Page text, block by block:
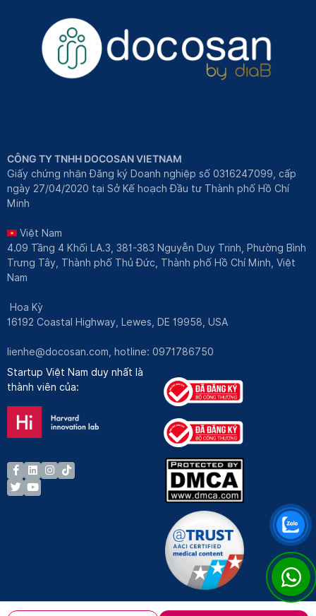
CÔNG TY TNHH DOCOSAN VIETNAM
Giấy chứng nhận Đăng ký Doanh nghiệp số 0316247099, cấp
ngày 27/04/2020 tại Sở Kế hoạch Đầu tư Thành phố Hồ Chí
Minh
Việt Nam
4.09 Tầng 4 Khối LA.3, 381-383 Nguyễn Duy Trinh, Phường Bình
Trưng Tây, Thành phố Thủ Đức, Thành phố Hồ Chí Minh, Việt
Nam
Hoa Kỳ
16192 Coastal Highway, Lewes, DE 19958, USA
lienhe@docosan.com , hotline: 0971786750
Startup Việt Nam duy nhất là
thành viên của: